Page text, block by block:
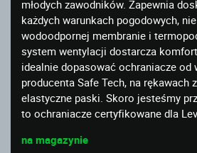
młodych zawodników. Zapewnia
każdych warunkach pogodowych,
wodoodpornej membranie i
system wentylacji dostarcza
idealnie dopasować ochraniacze od
producenta Safe Tech, na rękawach
elastyczne paski. Skoro jesteśmy
to ochraniacze certyfikowane dla
na magazynie